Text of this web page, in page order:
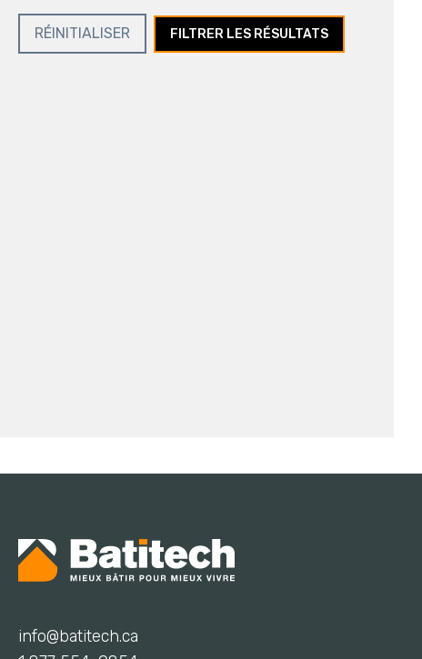
RÉINITIALISER FILTRER LES RÉSULTATS
info@batitech.ca